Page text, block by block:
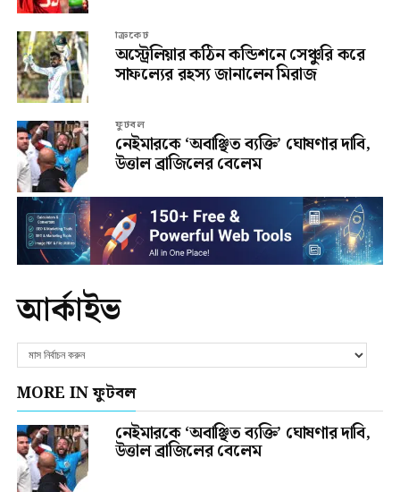
ক্রিকেট
অস্ট্রেলিয়ার কঠিন কন্ডিশনে সেঞ্চুরি করে
সাফল্যের রহস্য জানালেন মিরাজ
ফুটবল
নেইমারকে ‘অবাঞ্ছিত ব্যক্তি’ ঘোষণার দাবি,
উত্তাল ব্রাজিলের বেলেম
আর্কাইভ
MORE IN ফুটবল
নেইমারকে ‘অবাঞ্ছিত ব্যক্তি’ ঘোষণার দাবি,
উত্তাল ব্রাজিলের বেলেম